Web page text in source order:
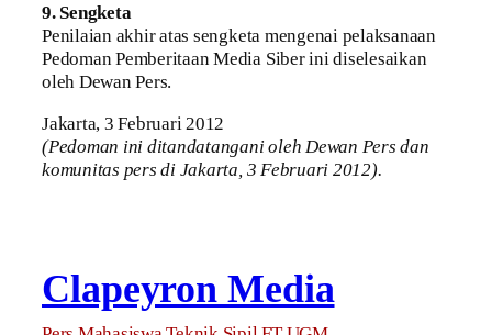
9. Sengketa
Penilaian akhir atas sengketa mengenai pelaksanaan
Pedoman Pemberitaan Media Siber ini diselesaikan
oleh Dewan Pers.
Jakarta, 3 Februari 2012
(Pedoman ini ditandatangani oleh Dewan Pers dan
komunitas pers di Jakarta, 3 Februari 2012).
Clapeyron Media